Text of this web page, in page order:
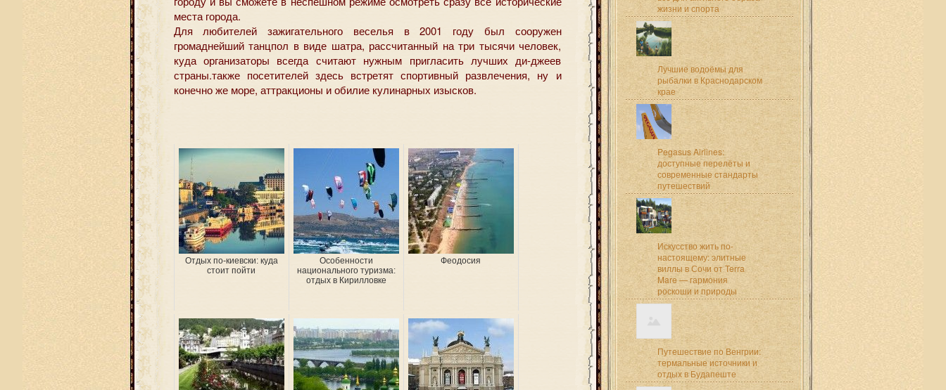
места города.
Для любителей зажигательного веселья в 2001 году был сооружен
громаднейший танцпол в виде шатра, рассчитанный на три тысячи человек,
куда организаторы всегда считают нужным пригласить лучших ди-джеев
страны.также посетителей здесь встретят спортивный развлечения, ну и
конечно же море, аттракционы и обилие кулинарных изысков.
Отдых по-киевски: куда
стоит пойти
Особенности
национального туризма:
отдых в Кирилловке
Феодосия
жизни и спорта
Лучшие водоёмы для
рыбалки в Краснодарском
крае
Pegasus Airlines:
доступные перелёты и
современные стандарты
путешествий
Искусство жить по-
настоящему: элитные
виллы в Сочи от Terra
Mare — гармония
роскоши и природы
Путешествие по Венгрии:
термальные источники и
отдых в Будапеште